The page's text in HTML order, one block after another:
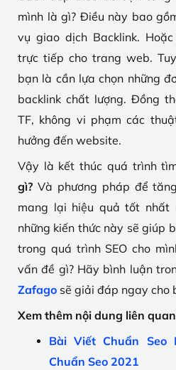
mình là gì? Điều này bao
vụ giao dịch Backlink.
trực tiếp cho trang web.
bạn là cần lựa chọn những
backlink chất lượng. Đồng
TF, không vi phạm các
hưởng đến website.
Vậy là kết thúc quá trình
gì? Và phương pháp để
mang lại hiệu quả tốt nhất
những kiến thức này sẽ giúp
trong quá trình SEO cho
vấn đề gì? Hãy bình luận
Zafago sẽ giải đáp ngay cho
Xem thêm nội dung liên
Bài Viết Chuẩn Seo
Chuẩn Seo 2021